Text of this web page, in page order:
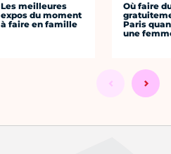
Les meilleures
expos du moment
à faire en famille
Où faire
Paris
une